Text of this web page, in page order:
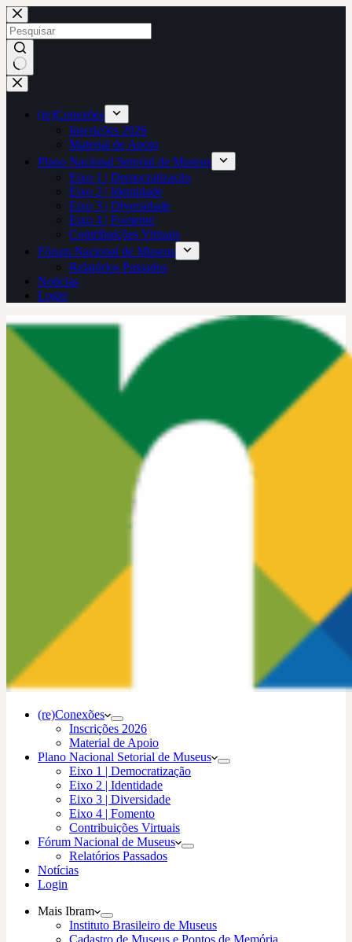
Pular
para
o
conteúdo
Sem
resultados
(re)Conexões
Inscrições 2026
Material de Apoio
Plano Nacional Setorial de Museus
Eixo 1 | Democratização
Eixo 2 | Identidade
Eixo 3 | Diversidade
Eixo 4 | Fomento
Contribuições Virtuais
Fórum Nacional de Museus
Relatórios Passados
Notícias
Login
(re)Conexões
Inscrições 2026
Material de Apoio
Plano Nacional Setorial de Museus
Eixo 1 | Democratização
Eixo 2 | Identidade
Eixo 3 | Diversidade
Eixo 4 | Fomento
Contribuições Virtuais
Fórum Nacional de Museus
Relatórios Passados
Notícias
Login
Mais Ibram
Instituto Brasileiro de Museus
Cadastro de Museus e Pontos de Memória